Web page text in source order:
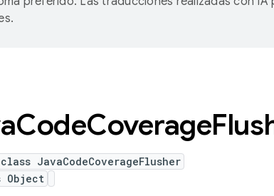
CodeCoverage
JavaCodeCoverageFlusher
Object